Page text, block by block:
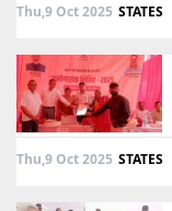
Thu,9 Oct 2025 STATES
Thu,9 Oct 2025 STATES